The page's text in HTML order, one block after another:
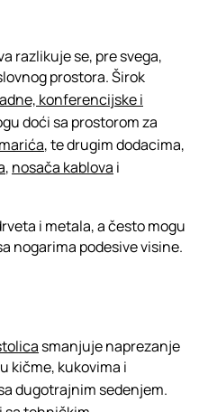
razlikuje se, pre svega,
prostora. Širok
konferencijske i
doći sa prostorom za
, te drugim dodacima,
, nosača kablova i
i metala, a često mogu
nogarima podesive visine.
smanjuje naprezanje
kičme, kukovima i
dugotrajnim sedenjem.